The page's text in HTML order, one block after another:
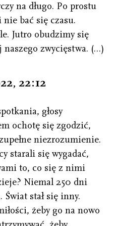
na długo. Po prostu
bać się czasu.
Jutro obudzimy się
zwycięstwa. (…)
, 22 : 12
głosy
ochotę się zgodzić,
zupełne niezrozumienie.
starali się wygadać,
to, co się z nimi
Niemal 250 dni
Świat stał się inny.
żeby go na nowo